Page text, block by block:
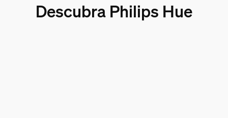
Descubra Philips Hue